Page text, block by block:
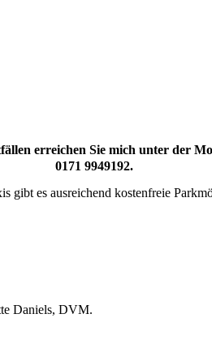
erreichen Sie mich unter der
0171 9949192.
gibt es ausreichend kostenfreie
Daniels, DVM.